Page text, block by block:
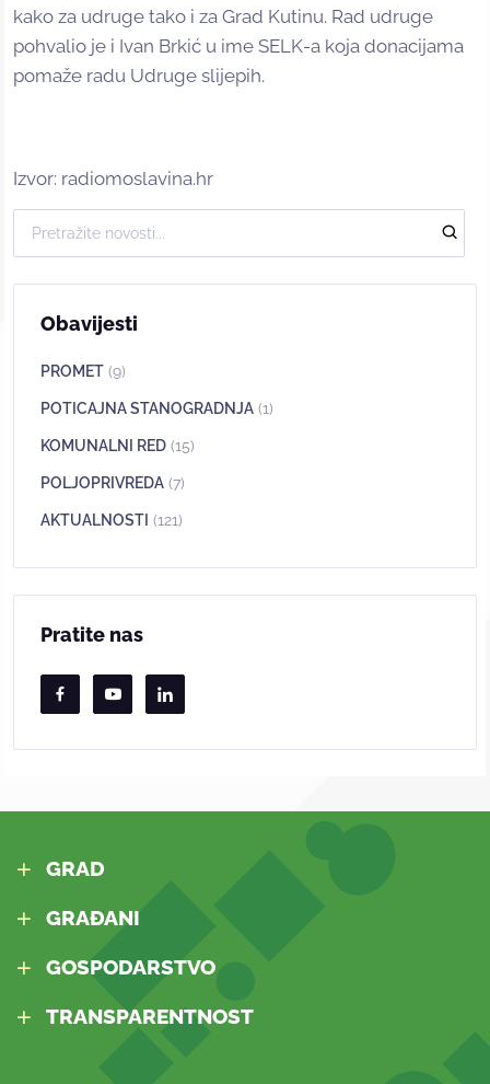
kako za udruge tako i za Grad Kutinu. Rad udruge
pohvalio je i Ivan Brkić u ime SELK-a koja donacijama
pomaže radu Udruge slijepih.
Izvor: radiomoslavina.hr
Obavijesti
PROMET (9)
POTICAJNA STANOGRADNJA (1)
KOMUNALNI RED (15)
POLJOPRIVREDA (7)
AKTUALNOSTI (121)
Pratite nas
GRAD
GRAĐANI
GOSPODARSTVO
TRANSPARENTNOST